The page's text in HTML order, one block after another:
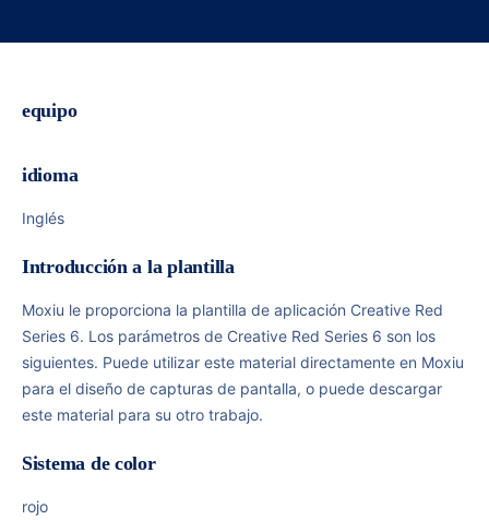
equipo
idioma
Inglés
Introducción a la plantilla
Moxiu le proporciona la plantilla de aplicación Creative Red
Series 6. Los parámetros de Creative Red Series 6 son los
siguientes. Puede utilizar este material directamente en Moxiu
para el diseño de capturas de pantalla, o puede descargar
este material para su otro trabajo.
Sistema de color
rojo